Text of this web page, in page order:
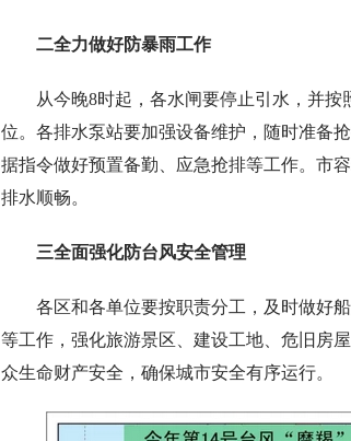
二全力做好防暴雨工作
从今晚8时起，各水闸要停止引水，并
位。各排水泵站要加强设备维护，随时准备
据指令做好预置备勤、应急抢排等工作。市
排水顺畅。
三全面强化防台风安全管理
各区和各单位要按职责分工，及时做好
等工作，强化旅游景区、建设工地、危旧房
众生命财产安全，确保城市安全有序运行。